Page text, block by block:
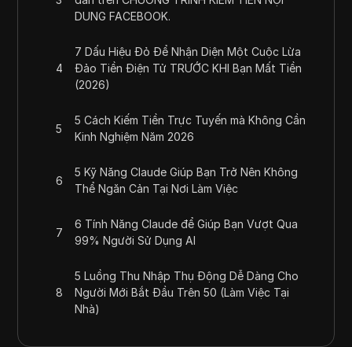
DUNG FACEBOOK.
4
7 Dấu Hiệu Đỏ Để Nhận Diện Một Cuộc Lừa
Đảo Tiền Điện Tử TRƯỚC KHI Bạn Mất Tiền
(2026)
5
5 Cách Kiếm Tiền Trực Tuyến mà Không Cần
Kinh Nghiệm Năm 2026
6
5 Kỹ Năng Claude Giúp Bạn Trở Nên Không
Thể Ngăn Cản Tại Nơi Làm Việc
7
6 Tính Năng Claude để Giúp Bạn Vượt Qua
99% Người Sử Dụng AI
8
5 Luồng Thu Nhập Thụ Động Dễ Dàng Cho
Người Mới Bắt Đầu Trên 50 (Làm Việc Tại
Nhà)
10 công cụ AI mà 99% quản lý dự án KHÔNG